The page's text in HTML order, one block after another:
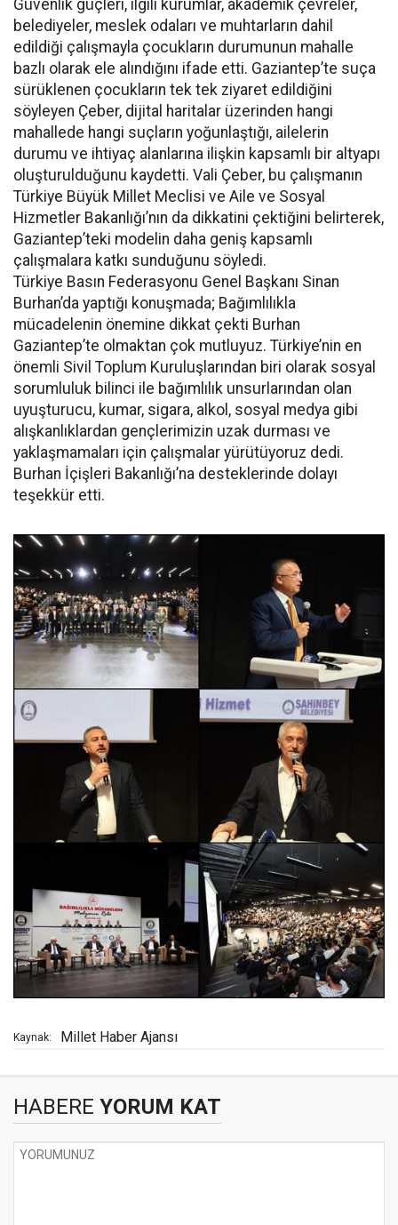
Güvenlik güçleri, ilgili kurumlar, akademik çevreler,
belediyeler, meslek odaları ve muhtarların dahil
edildiği çalışmayla çocukların durumunun mahalle
bazlı olarak ele alındığını ifade etti. Gaziantep’te suça
sürüklenen çocukların tek tek ziyaret edildiğini
söyleyen Çeber, dijital haritalar üzerinden hangi
mahallede hangi suçların yoğunlaştığı, ailelerin
durumu ve ihtiyaç alanlarına ilişkin kapsamlı bir altyapı
oluşturulduğunu kaydetti. Vali Çeber, bu çalışmanın
Türkiye Büyük Millet Meclisi ve Aile ve Sosyal
Hizmetler Bakanlığı’nın da dikkatini çektiğini belirterek,
Gaziantep’teki modelin daha geniş kapsamlı
çalışmalara katkı sunduğunu söyledi.
Türkiye Basın Federasyonu Genel Başkanı Sinan
Burhan’da yaptığı konuşmada; Bağımlılıkla
mücadelenin önemine dikkat çekti Burhan
Gaziantep’te olmaktan çok mutluyuz. Türkiye’nin en
önemli Sivil Toplum Kuruluşlarından biri olarak sosyal
sorumluluk bilinci ile bağımlılık unsurlarından olan
uyuşturucu, kumar, sigara, alkol, sosyal medya gibi
alışkanlıklardan gençlerimizin uzak durması ve
yaklaşmamaları için çalışmalar yürütüyoruz dedi.
Burhan İçişleri Bakanlığı’na desteklerinde dolayı
teşekkür etti.
Kaynak: Millet Haber Ajansı
HABERE YORUM KAT